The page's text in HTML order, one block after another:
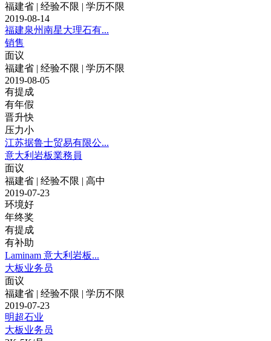
福建省 | 经验不限 | 学历不限
2019-08-14
福建泉州南星大理石有...
销售
面议
福建省 | 经验不限 | 学历不限
2019-08-05
有提成
有年假
晋升快
压力小
江苏据鲁士贸易有限公...
意大利岩板業務員
面议
福建省 | 经验不限 | 高中
2019-07-23
环境好
年终奖
有提成
有补助
Laminam 意大利岩板...
大板业务员
面议
福建省 | 经验不限 | 学历不限
2019-07-23
明超石业
大板业务员